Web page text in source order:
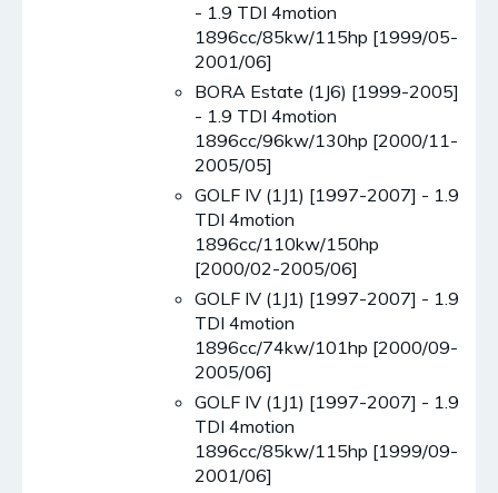
- 1.9 TDI 4motion
1896cc/85kw/115hp [1999/05-
2001/06]
BORA Estate (1J6) [1999-2005]
- 1.9 TDI 4motion
1896cc/96kw/130hp [2000/11-
2005/05]
GOLF IV (1J1) [1997-2007] - 1.9
TDI 4motion
1896cc/110kw/150hp
[2000/02-2005/06]
GOLF IV (1J1) [1997-2007] - 1.9
TDI 4motion
1896cc/74kw/101hp [2000/09-
2005/06]
GOLF IV (1J1) [1997-2007] - 1.9
TDI 4motion
1896cc/85kw/115hp [1999/09-
2001/06]